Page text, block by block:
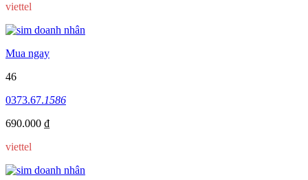
viettel
Mua ngay
46
0373.67.1586
690.000 ₫
viettel